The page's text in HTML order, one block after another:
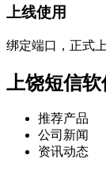
上线使用
绑定端口，正式
上饶短信
推荐产品
公司新闻
资讯动态